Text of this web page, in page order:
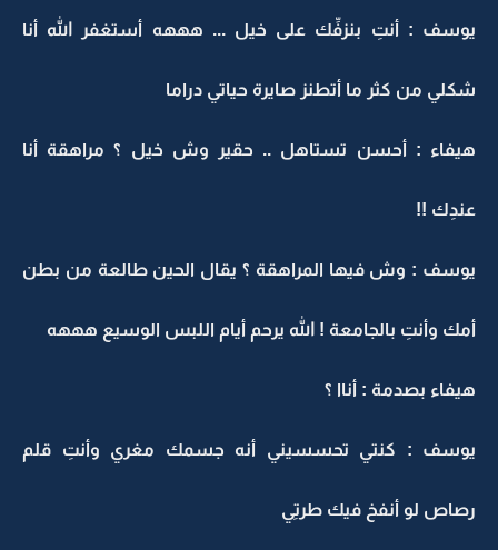
يوسف : أنتِ بنزفِّك على خيل ... هههه أستغفر الله أنا
شكلي من كثر ما أتطنز صايرة حياتي دراما
هيفاء : أحسن تستاهل .. حقير وش خيل ؟ مراهقة أنا
عندِك !!
يوسف : وش فيها المراهقة ؟ يقال الحين طالعة من بطن
أمك وأنتِ بالجامعة ! الله يرحم أيام اللبس الوسيع هههه
هيفاء بصدمة : أناا ؟
يوسف : كنتي تحسسيني أنه جسمك مغري وأنتِ قلم
رصاص لو أنفخ فيك طرتِي